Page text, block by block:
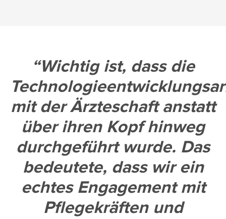
Wichtig ist, dass die
mit der Ärzteschaft anstatt
über ihren Kopf hinweg
durchgeführt wurde. Das
bedeutete, dass wir ein
echtes Engagement mit
Pflegekräften und